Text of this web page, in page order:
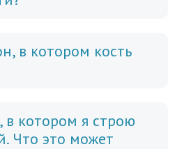
в котором кость
в котором я строю
Что это может